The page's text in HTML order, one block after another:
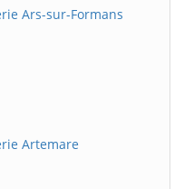
Ars-sur-Formans
Artemare